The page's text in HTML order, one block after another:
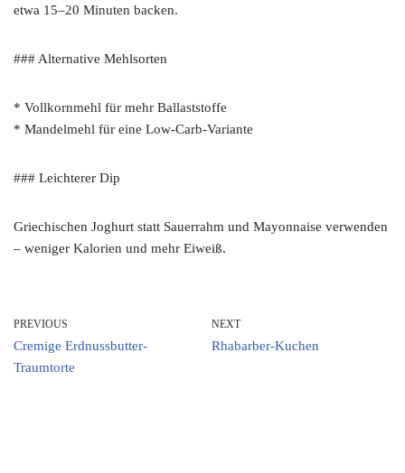
etwa 15–20 Minuten backen.
### Alternative Mehlsorten
* Vollkornmehl für mehr Ballaststoffe
* Mandelmehl für eine Low-Carb-Variante
### Leichterer Dip
Griechischen Joghurt statt Sauerrahm und Mayonnaise verwenden
– weniger Kalorien und mehr Eiweiß.
PREVIOUS
Cremige Erdnussbutter-
Traumtorte
NEXT
Rhabarber-Kuchen